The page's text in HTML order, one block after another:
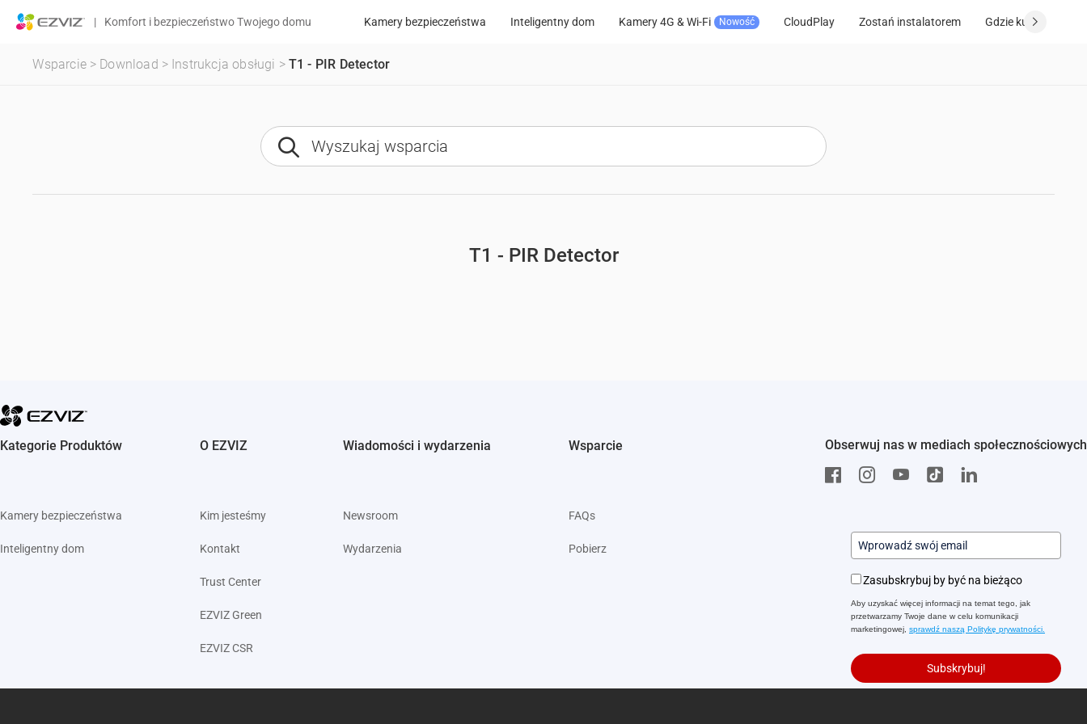
| Komfort i bezpieczeństwo Twojego domu Kamery bezpieczeństwa Inteligentny dom Kamery 4G & Wi-Fi Nowość CloudPlay Zostań instalatorem Gdzie kupić
Wsparcie > Download > Instrukcja obsługi > T1 - PIR Detector
T1 - PIR Detector
Kategorie Produktów
Kamery bezpieczeństwa
Inteligentny dom
O EZVIZ
Kim jesteśmy
Kontakt
Trust Center
EZVIZ Green
EZVIZ CSR
Wiadomości i wydarzenia
Newsroom
Wydarzenia
Wsparcie
FAQs
Pobierz
Obserwuj nas w mediach społecznościowych
Zasubskrybuj by być na bieżąco
Aby uzyskać więcej informacji na temat tego, jak
przetwarzamy Twoje dane w celu komunikacji
marketingowej, sprawdź naszą Politykę prywatności.
Subskrybuj!